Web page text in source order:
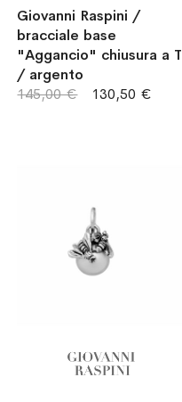
Giovanni Raspini /
bracciale base
"Aggancio" chiusura a T
/ argento
130,50 €
145,00 €